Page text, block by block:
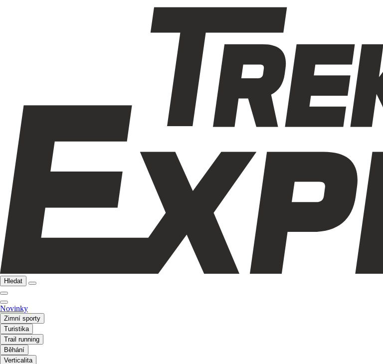
Hledat
Novinky
Zimní sporty
Turistika
Trail running
Běhání
Verticalita